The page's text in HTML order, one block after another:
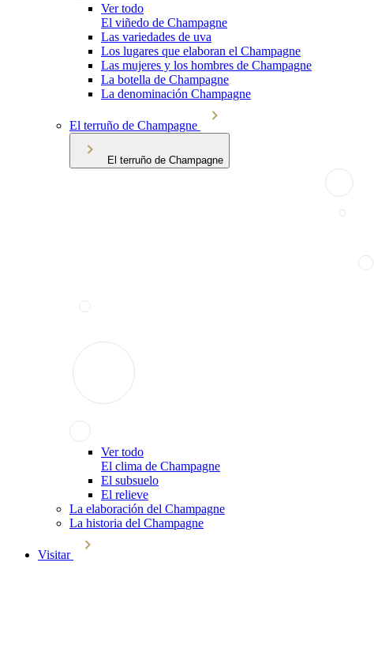
Ver todo
El viñedo de Champagne
Las variedades de uva
Los lugares que elaboran el Champagne
Las mujeres y los hombres de Champagne
La botella de Champagne
La denominación Champagne
El terruño de Champagne
El terruño de Champagne
Ver todo
El clima de Champagne
El subsuelo
El relieve
La elaboración del Champagne
La historia del Champagne
Visitar